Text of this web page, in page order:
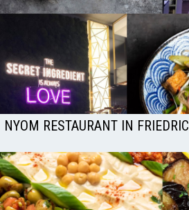
NYOM RESTAURANT IN